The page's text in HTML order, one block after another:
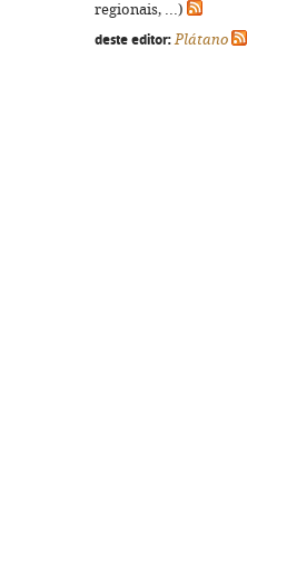
regionais, ...)
deste editor: Plátano